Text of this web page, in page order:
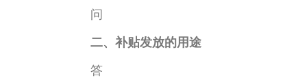
问
二、补贴发放的用途
答